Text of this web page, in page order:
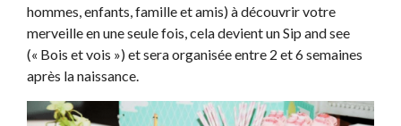
hommes, enfants, famille et amis) à découvrir votre
merveille en une seule fois, cela devient un Sip and see
(« Bois et vois ») et sera organisée entre 2 et 6 semaines
après la naissance.